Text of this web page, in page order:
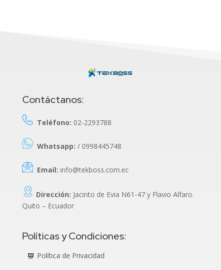
Contáctanos:
Teléfono: 02-2293788
Whatsapp: / 0998445748
Email: info@tekboss.com.ec
Dirección: Jacinto de Evia N61-47 y Flavio Alfaro.
Quito – Ecuador
Políticas y Condiciones:
Política de Privacidad